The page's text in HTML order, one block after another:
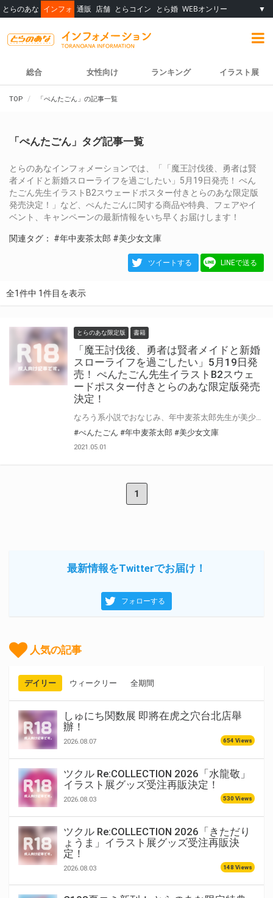
とらのあな インフォ 通販 店舗 とらコイン とら婚 WEBオンリー ▼
総合 女性向け ランキング イラスト展
TOP 「ぺんたごん」の記事一覧
「ぺんたごん」タグ記事一覧
とらのあなインフォメーションでは、「「魔王討伐後、勇者は賢
者メイドと新婚スローライフを過ごしたい」5月19日発売！ ぺん
たごん先生イラストB2スウェードポスター付きとらのあな限定版
発売決定！」など、ぺんたごんに関する商品や特典、フェアやイ
ベント、キャンペーンの最新情報をいち早くお届けします！
関連タグ： #年中麦茶太郎 #美少女文庫
ツイートする LINEで送る
全1件中 1件目を表示
とらのあな限定版 書籍
「魔王討伐後、勇者は賢者メイドと新婚
スローライフを過ごしたい」5月19日発
売！ ぺんたごん先生イラストB2スウェ
ードポスター付きとらのあな限定版発売
決定！
#ぺんたごん #年中麦茶太郎 #美少女文庫
2021.05.01
1
最新情報をTwitterでお届け！
フォローする
人気の記事
デイリー ウィークリー 全期間
しゅにち関数展 即將在虎之穴台北店舉
辦！
2026.08.07 654 Views
ツクル Re:COLLECTION 2026「水龍敬」
イラスト展グッズ受注再販決定！
2026.08.03 530 Views
ツクル Re:COLLECTION 2026「きただり
ょうま」イラスト展グッズ受注再販決
定！
2026.08.03 148 Views